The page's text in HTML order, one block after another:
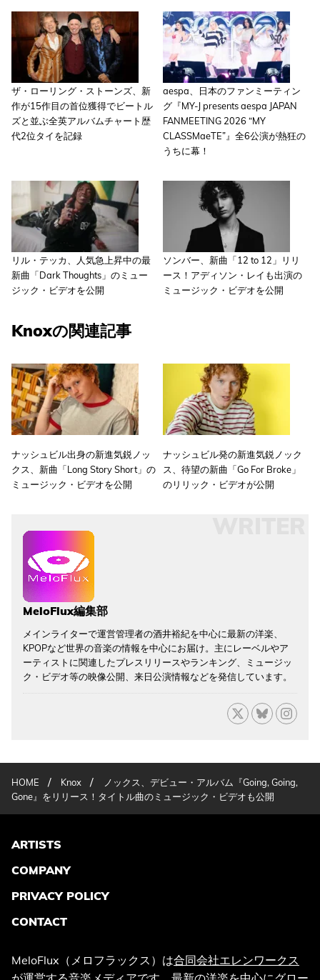
ザ・ローリング・ストーンズ、新
作が15作目の首位獲得でビートル
ズと並ぶ全英アルバムチャート歴
代2位タイを記録
aespa、日本のファンミーティン
グ『MY-J presents aespa JAPAN
FANMEETING 2026 “MY
CLASSMaeTE”』全6公演が熱狂の
うちに幕！
リル・テッカ、人気急上昇中の最
新曲「Dark Thoughts」のミュー
ジック・ビデオを公開
ソンバー、新曲「12 to 12」リリ
ース！アディソン・レイも出演の
ミュージック・ビデオを公開
Knoxの関連記事
ナッシュビル出身の新進気鋭ノッ
クス、新曲「Long Story Short」の
ミュージック・ビデオを公開
ナッシュビル発の新進気鋭ノック
ス、待望の新曲「Go For Broke」
のリリック・ビデオが公開
MeloFlux編集部
メインライターで運営管理者の酒井裕紀を中心に最新の洋楽、
KPOPなど世界の音楽の情報を中心にお届け。主にレーベルやア
ーティストに関連したプレスリリースやランキング、ミュージッ
ク・ビデオ等の映像公開、来日公演情報などを発信しています。
HOME / Knox /
ノックス、デビュー・アルバム『Going, Going,
Gone』をリリース！タイトル曲のミュージック・ビデオも公開
ARTISTS
COMPANY
PRIVACY POLICY
CONTACT
MeloFlux（メロフラックス）は合同会社エレンワークス